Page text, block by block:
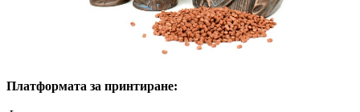
Платформата за принтиране: